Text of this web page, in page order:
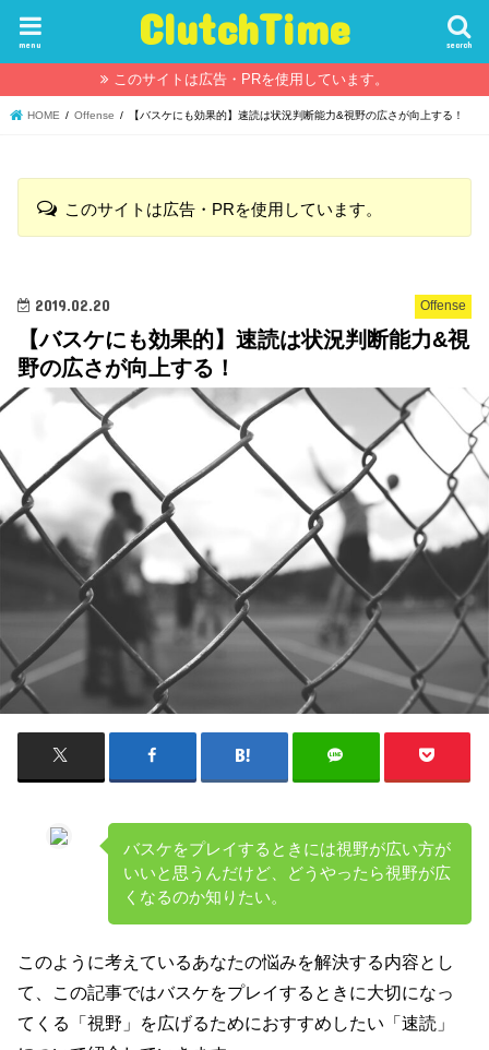
ClutchTime search
menu
このサイトは広告・PRを使用しています。
HOME Offense 【バスケにも効果的】速読は状況判断能力&視野の広さが向上する！
このサイトは広告・PRを使用しています。
Offense
2019.02.20
【バスケにも効果的】速読は状況判断能力&視
野の広さが向上する！
バスケをプレイするときには視野が広い方が
いいと思うんだけど、どうやったら視野が広
くなるのか知りたい。
このように考えているあなたの悩みを解決する内容とし
て、この記事ではバスケをプレイするときに大切になっ
てくる「視野」を広げるためにおすすめしたい「速読」